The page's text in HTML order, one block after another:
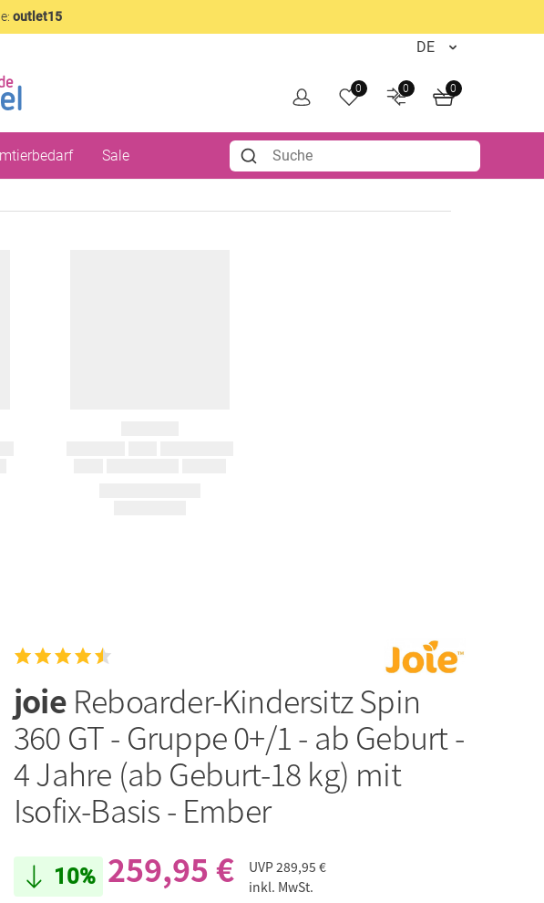
outlet15
0 0 0
Sale
joie Reboarder-Kindersitz Spin
360 GT - Gruppe 0+/1 - ab Geburt -
4 Jahre (ab Geburt-18 kg) mit
Isofix-Basis - Ember
10% 259,95 € UVP289,95 €
inkl. MwSt.